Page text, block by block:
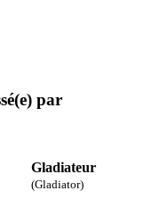
par
Gladiateur
(Gladiator)